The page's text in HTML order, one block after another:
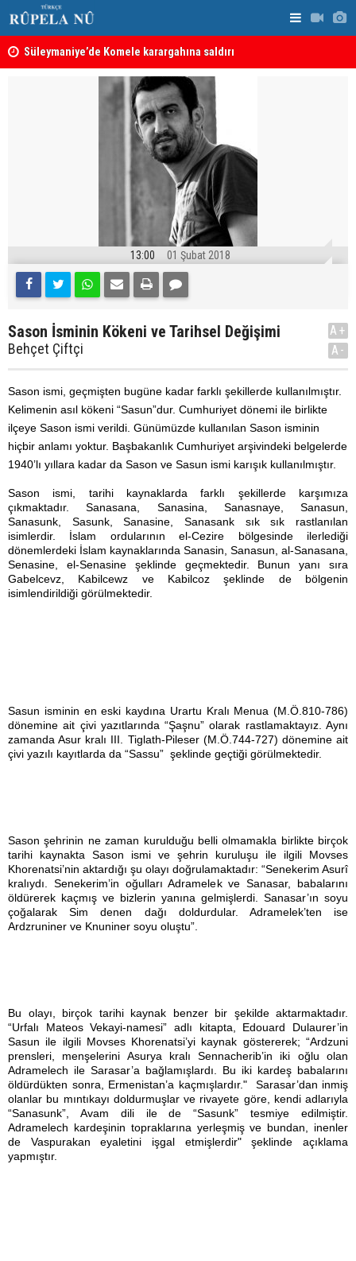
Süleymaniye’de Komele karargahına saldırı
13:00 01 Şubat 2018
Sason İsminin Kökeni ve Tarihsel Değişimi
Behçet Çiftçi
A+
A-
Sason ismi, geçmişten bugüne kadar farklı şekillerde kullanılmıştır.
Kelimenin asıl kökeni “Sasun”dur. Cumhuriyet dönemi ile birlikte
ilçeye Sason ismi verildi. Günümüzde kullanılan Sason isminin
hiçbir anlamı yoktur. Başbakanlık Cumhuriyet arşivindeki belgelerde
1940’lı yıllara kadar da Sason ve Sasun ismi karışık kullanılmıştır.
Sason ismi, tarihi kaynaklarda farklı şekillerde karşımıza
çıkmaktadır. Sanasana, Sanasina, Sanasnaye, Sanasun,
Sanasunk, Sasunk, Sanasine, Sanasank sık sık rastlanılan
isimlerdir. İslam ordularının el-Cezire bölgesinde ilerlediği
dönemlerdeki İslam kaynaklarında Sanasin, Sanasun, al-Sanasana,
Senasine, el-Senasine şeklinde geçmektedir. Bunun yanı sıra
Gabelcevz, Kabilcewz ve Kabilcoz şeklinde de bölgenin
isimlendirildiği görülmektedir.
Sasun isminin en eski kaydına Urartu Kralı Menua (M.Ö.810-786)
dönemine ait çivi yazıtlarında “Şaşnu” olarak rastlamaktayız. Aynı
zamanda Asur kralı III. Tiglath-Pileser (M.Ö.744-727) dönemine ait
çivi yazılı kayıtlarda da “Sassu” şeklinde geçtiği görülmektedir.
Sason şehrinin ne zaman kurulduğu belli olmamakla birlikte birçok
tarihi kaynakta Sason ismi ve şehrin kuruluşu ile ilgili Movses
Khorenatsi’nin aktardığı şu olayı doğrulamaktadır: “Senekerim Asurî
kralıydı. Senekerim’in oğulları Adramelek ve Sanasar, babalarını
öldürerek kaçmış ve bizlerin yanına gelmişlerdi. Sanasar’ın soyu
çoğalarak Sim denen dağı doldurdular. Adramelek’ten ise
Ardzruniner ve Knuniner soyu oluştu”.
Bu olayı, birçok tarihi kaynak benzer bir şekilde aktarmaktadır.
“Urfalı Mateos Vekayi-namesi” adlı kitapta, Edouard Dulaurer’in
Sasun ile ilgili Movses Khorenatsi’yi kaynak göstererek; “Ardzuni
prensleri, menşelerini Asurya kralı Sennacherib’in iki oğlu olan
Adramelech ile Sarasar’a bağlamışlardı. Bu iki kardeş babalarını
öldürdükten sonra, Ermenistan’a kaçmışlardır." Sarasar’dan inmiş
olanlar bu mıntıkayı doldurmuşlar ve rivayete göre, kendi adlarıyla
“Sanasunk”, Avam dili ile de “Sasunk” tesmiye edilmiştir.
Adramelech kardeşinin topraklarına yerleşmiş ve bundan, inenler
de Vaspurakan eyaletini işgal etmişlerdir" şeklinde açıklama
yapmıştır.